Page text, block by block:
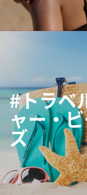
#トラベ
ャー・
ズ